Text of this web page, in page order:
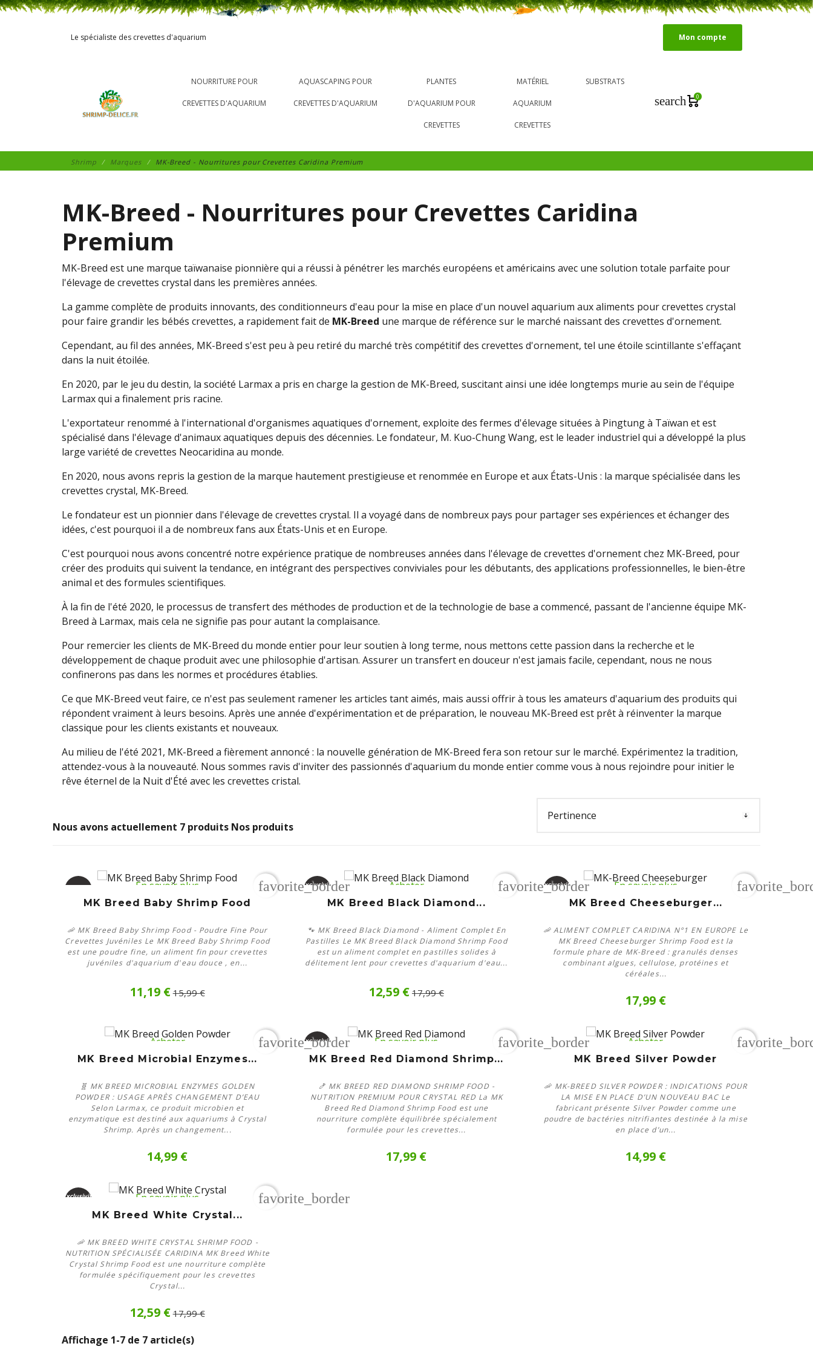
Le spécialiste des crevettes d'aquarium Mon compte
NOURRITURE POUR
CREVETTES D'AQUARIUM
AQUASCAPING POUR
CREVETTES D'AQUARIUM
PLANTES
D'AQUARIUM POUR
CREVETTES
MATÉRIEL
AQUARIUM
CREVETTES
SUBSTRATS
search 0
Shrimp Marques MK-Breed - Nourritures pour Crevettes Caridina Premium
MK-Breed - Nourritures pour Crevettes Caridina
Premium
MK-Breed est une marque taïwanaise pionnière qui a réussi à pénétrer les marchés européens et américains avec une solution totale parfaite pour
l'élevage de crevettes crystal dans les premières années.
La gamme complète de produits innovants, des conditionneurs d'eau pour la mise en place d'un nouvel aquarium aux aliments pour crevettes crystal
pour faire grandir les bébés crevettes, a rapidement fait de MK-Breed une marque de référence sur le marché naissant des crevettes d'ornement.
Cependant, au fil des années, MK-Breed s'est peu à peu retiré du marché très compétitif des crevettes d'ornement, tel une étoile scintillante s'effaçant
dans la nuit étoilée.
En 2020, par le jeu du destin, la société Larmax a pris en charge la gestion de MK-Breed, suscitant ainsi une idée longtemps murie au sein de l'équipe
Larmax qui a finalement pris racine.
L'exportateur renommé à l'international d'organismes aquatiques d'ornement, exploite des fermes d'élevage situées à Pingtung à Taïwan et est
spécialisé dans l'élevage d'animaux aquatiques depuis des décennies. Le fondateur, M. Kuo-Chung Wang, est le leader industriel qui a développé la plus
large variété de crevettes Neocaridina au monde.
En 2020, nous avons repris la gestion de la marque hautement prestigieuse et renommée en Europe et aux États-Unis : la marque spécialisée dans les
crevettes crystal, MK-Breed.
Le fondateur est un pionnier dans l'élevage de crevettes crystal. Il a voyagé dans de nombreux pays pour partager ses expériences et échanger des
idées, c'est pourquoi il a de nombreux fans aux États-Unis et en Europe.
C'est pourquoi nous avons concentré notre expérience pratique de nombreuses années dans l'élevage de crevettes d'ornement chez MK-Breed, pour
créer des produits qui suivent la tendance, en intégrant des perspectives conviviales pour les débutants, des applications professionnelles, le bien-être
animal et des formules scientifiques.
À la fin de l'été 2020, le processus de transfert des méthodes de production et de la technologie de base a commencé, passant de l'ancienne équipe MK-
Breed à Larmax, mais cela ne signifie pas pour autant la complaisance.
Pour remercier les clients de MK-Breed du monde entier pour leur soutien à long terme, nous mettons cette passion dans la recherche et le
développement de chaque produit avec une philosophie d'artisan. Assurer un transfert en douceur n'est jamais facile, cependant, nous ne nous
confinerons pas dans les normes et procédures établies.
Ce que MK-Breed veut faire, ce n'est pas seulement ramener les articles tant aimés, mais aussi offrir à tous les amateurs d'aquarium des produits qui
répondent vraiment à leurs besoins. Après une année d'expérimentation et de préparation, le nouveau MK-Breed est prêt à réinventer la marque
classique pour les clients existants et nouveaux.
Au milieu de l'été 2021, MK-Breed a fièrement annoncé : la nouvelle génération de MK-Breed fera son retour sur le marché. Expérimentez la tradition,
attendez-vous à la nouveauté. Nous sommes ravis d'inviter des passionnés d'aquarium du monde entier comme vous à nous rejoindre pour initier le
rêve éternel de la Nuit d'Été avec les crevettes cristal.
Nous avons actuellement 7 produits Nos produits
En savoir plus
MK Breed Baby Shrimp Food
🦐 MK Breed Baby Shrimp Food - Poudre Fine Pour
Crevettes Juvéniles Le MK Breed Baby Shrimp Food
est une poudre fine, un aliment fin pour crevettes
juvéniles d'aquarium d'eau douce , en...
11,19 € 15,99 €
favorite_border Acheter
Exclusivité
web
MK Breed Black Diamond...
🐾 MK Breed Black Diamond - Aliment Complet En
Pastilles Le MK Breed Black Diamond Shrimp Food
est un aliment complet en pastilles solides à
délitement lent pour crevettes d'aquarium d'eau...
12,59 € 17,99 €
favorite_border En savoir plus
Exclusivité
web
MK Breed Cheeseburger...
🦐 ALIMENT COMPLET CARIDINA N°1 EN EUROPE Le
MK Breed Cheeseburger Shrimp Food est la
formule phare de MK-Breed : granulés denses
combinant algues, cellulose, protéines et
céréales...
17,99 €
Acheter
MK Breed Microbial Enzymes...
🧬 MK BREED MICROBIAL ENZYMES GOLDEN
POWDER : USAGE APRÈS CHANGEMENT D’EAU
Selon Larmax, ce produit microbien et
enzymatique est destiné aux aquariums à Crystal
Shrimp. Après un changement...
14,99 €
favorite_border En savoir plus
Exclusivité
web
MK Breed Red Diamond Shrimp...
🍤 MK BREED RED DIAMOND SHRIMP FOOD -
NUTRITION PREMIUM POUR CRYSTAL RED La MK
Breed Red Diamond Shrimp Food est une
nourriture complète équilibrée spécialement
formulée pour les crevettes...
17,99 €
favorite_border Acheter
MK Breed Silver Powder
🦐 MK-BREED SILVER POWDER : INDICATIONS POUR
LA MISE EN PLACE D’UN NOUVEAU BAC Le
fabricant présente Silver Powder comme une
poudre de bactéries nitrifiantes destinée à la mise
en place d’un...
14,99 €
En savoir plus
Exclusivité
Rupture
de stock
MK Breed White Crystal...
🦐 MK BREED WHITE CRYSTAL SHRIMP FOOD -
NUTRITION SPÉCIALISÉE CARIDINA MK Breed White
Crystal Shrimp Food est une nourriture complète
formulée spécifiquement pour les crevettes
Crystal...
12,59 € 17,99 €
favorite_border
Affichage 1-7 de 7 article(s)